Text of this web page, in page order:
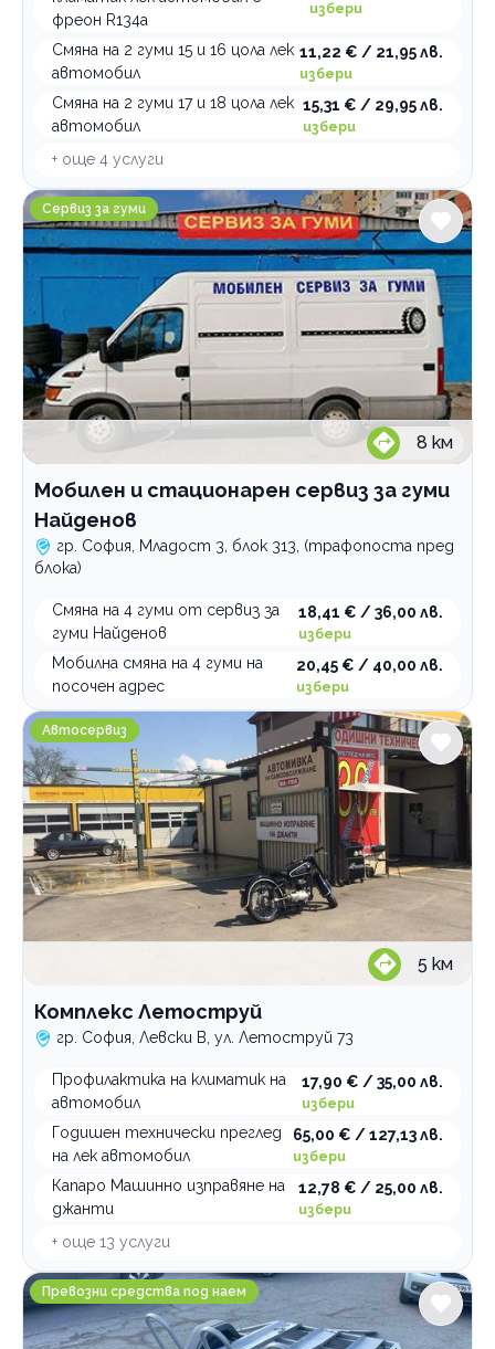
фреон R134a
избери
Смяна на 2 гуми 15 и 16 цола лек
автомобил
11,22 € / 21,95 лв.
избери
Смяна на 2 гуми 17 и 18 цола лек
автомобил
15,31 € / 29,95 лв.
избери
+ още 4 услуги
Мобилен и стационарен сервиз за гуми Найденов
Сервиз за гуми
8 км
Мобилен и стационарен сервиз за гуми
Найденов
гр. София, Младост 3, блок 313, (трафопоста пред
блока)
Смяна на 4 гуми от сервиз за
гуми Найденов
18,41 € / 36,00 лв.
избери
Мобилна смяна на 4 гуми на
посочен адрес
20,45 € / 40,00 лв.
избери
Комплекс Летоструй
Автосервиз
5 км
Комплекс Летоструй
гр. София, Левски В, ул. Летоструй 73
Профилактика на климатик на
автомобил
17,90 € / 35,00 лв.
избери
Годишен технически преглед
на лек автомобил
65,00 € / 127,13 лв.
избери
Капаро Машинно изправяне на
джанти
12,78 € / 25,00 лв.
избери
+ още 13 услуги
Smartmoto
Превозни средства под наем